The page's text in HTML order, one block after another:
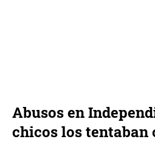
Abusos en
chicos los tentaban